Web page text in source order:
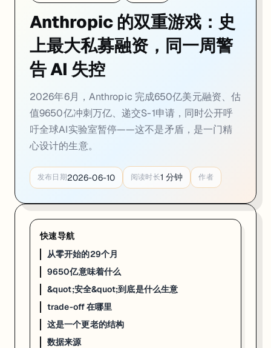
从零开始的29个月
要讲清楚这件事的规模，得先把数字摆在桌上。
Anthropic 的营收增长曲线，用文字描述会让人以为在读科幻小说：
2024年1月，年化营收约8700万美元
2024年12月，跨过10亿美元门槛
2025年底，90亿美元
2026年2月，140亿美元
2026年3月，190亿美元
2026年4月，300亿美元
29个月，从8700万到470亿。这不是增长，这是另一种量级的事情。
驱动这条曲线的，不是"负责任的 AI"这个使命，是Claude Code。
翻译成人话：Claude Code 是一个住进你本地开发环境里的 AI 程序
企业的采购逻辑很简单：一个 Claude Code 团队订阅的年成本，显著
9650亿意味着什么
9650亿美元是个什么量级？
全球 AI 龙头 OpenAI 在 2026 年 3 月的估值是 8520 亿美元。
Anthropic 的双重游戏：史
上最大私募融资，同一周警
告 AI 失控
2026年6月，Anthropic 完成650亿美元融资、估
值9650亿冲刺万亿、递交S-1申请，同时公开呼
吁全球AI实验室暂停——这不是矛盾，是一门精
心设计的生意。
发布日期2026-06-10 阅读时长1 分钟 作者
快速导航
从零开始的29个月
9650亿意味着什么
&quot;安全&quot;到底是什么生意
trade-off 在哪里
这是一个更老的结构
数据来源